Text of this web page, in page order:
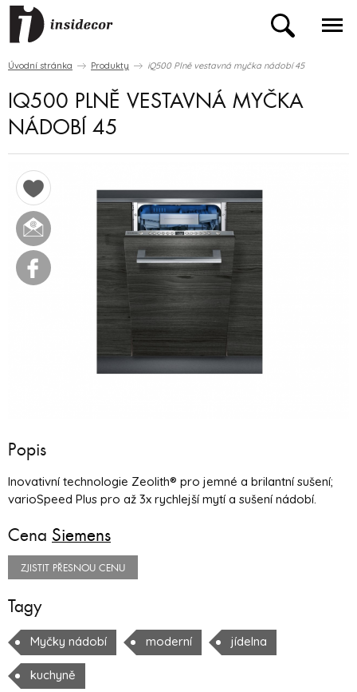
Úvodní stránka Produkty iQ500 Plně vestavná myčka nádobí 45
IQ500 PLNĚ VESTAVNÁ MYČKA
NÁDOBÍ 45
Popis
Inovativní technologie Zeolith® pro jemné a brilantní sušení;
varioSpeed Plus pro až 3x rychlejší mytí a sušení nádobí.
Cena Siemens
ZJISTIT PŘESNOU CENU
Tagy
Myčky nádobí moderní jídelna
kuchyně